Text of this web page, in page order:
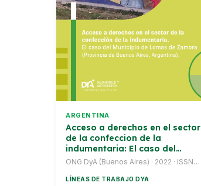
ARGENTINA
Acceso a derechos en el sector
de la confeccion de la
indumentaria: El caso del
Municipio de Lomas de Zamora
ONG DyA (Buenos Aires) · 2022 · ISSN
LÍNEAS DE TRABAJO DYA